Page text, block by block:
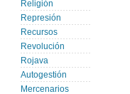
Religión
Represión
Recursos
Revolución
Rojava
Autogestión
Mercenarios